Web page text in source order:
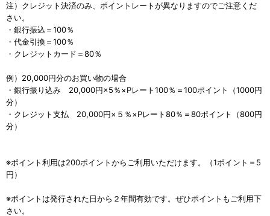
注）クレジット決済のみ、ポイントレートが異なりますのでご注意くだ
さい。
・銀行振込＝100％
・代金引換＝100％
・クレジットカード＝80％
例）20,000円分のお買い物の場合
・銀行振り込み 20,000円×5％×Pレート100％＝100ポイント（1000円
分）
・クレジット支払 20,000円×５％×Pレート80％＝80ポイント（800円
分）
※ポイント利用は200ポイントからご利用いただけます。（1ポイント＝5
円）
※ポイントは発行された日から２年間有効です。ぜひポイントもご利用下
さい。